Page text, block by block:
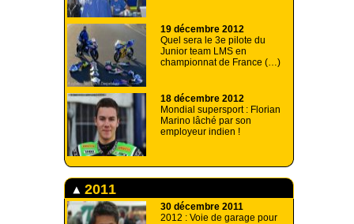
19 décembre 2012
Quel sera le 3e pilote du
Junior team LMS en
championnat de France (…)
18 décembre 2012
Mondial supersport : Florian
Marino lâché par son
employeur indien !
2011
30 décembre 2011
2012 : Voie de garage pour